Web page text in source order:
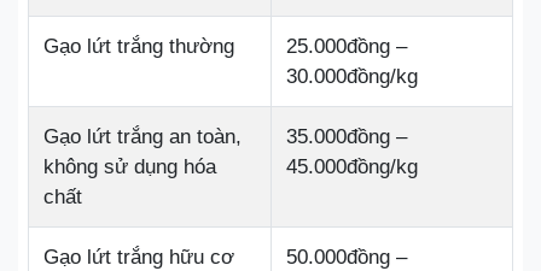
Gạo lứt trắng thường
25.000đồng –
30.000đồng/kg
Gạo lứt trắng an toàn,
không sử dụng hóa
chất
35.000đồng –
45.000đồng/kg
Gạo lứt trắng hữu cơ
50.000đồng –